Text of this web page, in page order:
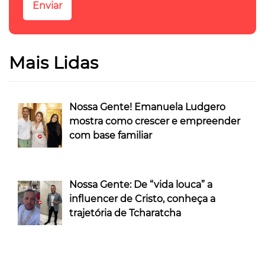
Mais Lidas
Nossa Gente! Emanuela Ludgero
mostra como crescer e empreender
com base familiar
Nossa Gente: De “vida louca” a
influencer de Cristo, conheça a
trajetória de Tcharatcha